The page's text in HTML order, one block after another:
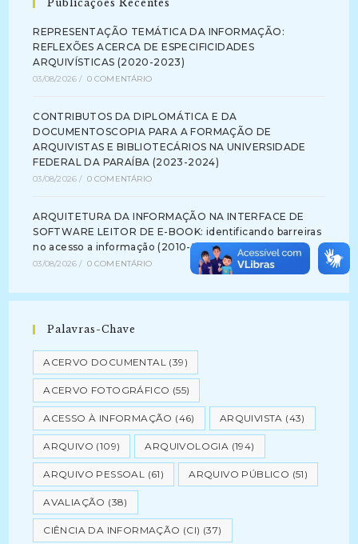
Publicações Recentes
REPRESENTAÇÃO TEMÁTICA DA INFORMAÇÃO:
REFLEXÕES ACERCA DE ESPECIFICIDADES
ARQUIVÍSTICAS (2020-2023)
03/08/2026 / 0 COMENTÁRIO
CONTRIBUTOS DA DIPLOMÁTICA E DA
DOCUMENTOSCOPIA PARA A FORMAÇÃO DE
ARQUIVISTAS E BIBLIOTECÁRIOS NA UNIVERSIDADE
FEDERAL DA PARAÍBA (2023-2024)
03/08/2026 / 0 COMENTÁRIO
ARQUITETURA DA INFORMAÇÃO NA INTERFACE DE
SOFTWARE LEITOR DE E-BOOK: identificando barreiras
no acesso a informação (2010-2012)
03/08/2026 / 0 COMENTÁRIO
Palavras-Chave
ACERVO DOCUMENTAL (39)
ACERVO FOTOGRÁFICO (55)
ACESSO À INFORMAÇÃO (46) ARQUIVISTA (43)
ARQUIVO (109) ARQUIVOLOGIA (194)
ARQUIVO PESSOAL (61) ARQUIVO PÚBLICO (51)
AVALIAÇÃO (38)
CIÊNCIA DA INFORMAÇÃO (CI) (37)